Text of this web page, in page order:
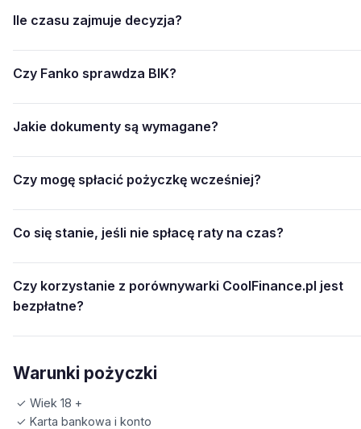
Ile czasu zajmuje decyzja?
Czy Fanko sprawdza BIK?
Jakie dokumenty są wymagane?
Czy mogę spłacić pożyczkę wcześniej?
Co się stanie, jeśli nie spłacę raty na czas?
Czy korzystanie z porównywarki CoolFinance.pl jest
bezpłatne?
Warunki pożyczki
✓ Wiek 18 +
✓ Karta bankowa i konto